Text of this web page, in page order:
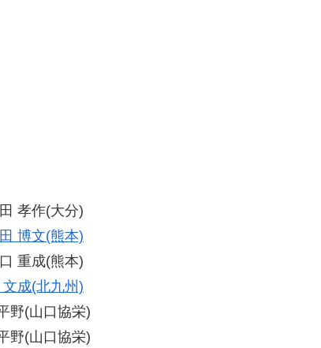
孝作(大分)
博文(熊本)
重成(熊本)
文成(北九州)
(山口協栄)
野(山口協栄)